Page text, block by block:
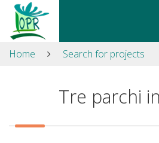
Skip
content
Sitemap
Skip
Home Search for projects
Tre parchi